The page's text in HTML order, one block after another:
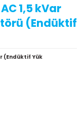
1,5 kVar
(Endüktif
(Endüktif Yük